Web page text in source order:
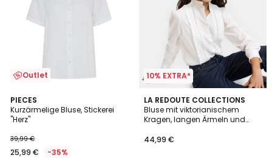
Outlet
PIECES
Kurzärmelige Bluse, Stickerei
"Herz"
39,99 €
25,99 € -35%
10% EXTRA*
LA REDOUTE COLLECTIONS
Bluse mit viktorianischem
Kragen, langen Ärmeln und
44,99 €
2
Farben